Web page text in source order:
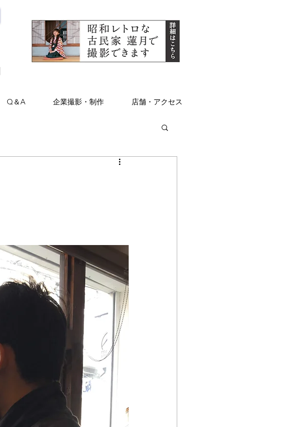
Q＆A 企業撮影・制作 店舗・アクセス